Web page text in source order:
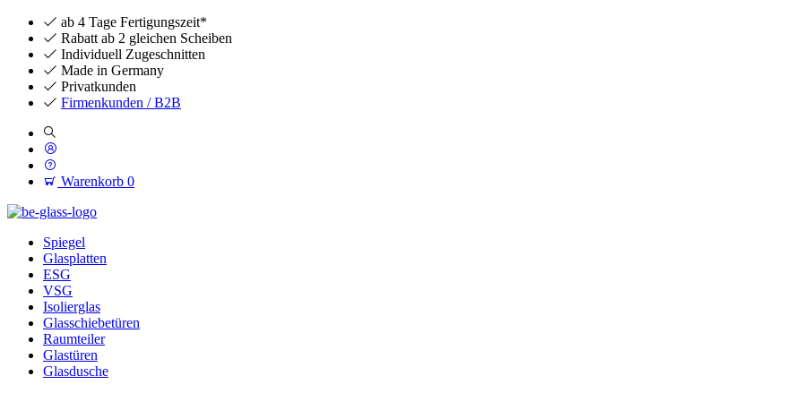
ab 4 Tage Fertigungszeit*
Rabatt ab 2 gleichen Scheiben
Individuell Zugeschnitten
Made in Germany
Privatkunden
Firmenkunden / B2B
Warenkorb 0
Spiegel
Glasplatten
ESG
VSG
Isolierglas
Glasschiebetüren
Raumteiler
Glastüren
Glasdusche